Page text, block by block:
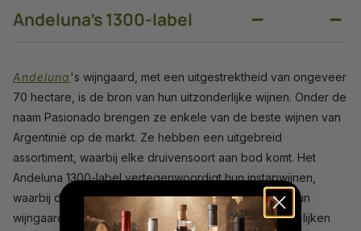
Andeluna's 1300-label − −
Andeluna 's wijngaard, met een uitgestrektheid van ongeveer
70 hectare, is de bron van hun uitzonderlijke wijnen. Onder de
naam Pasionado brengen ze enkele van de beste wijnen van
Argentinië op de markt. Ze hebben een uitgebreid
assortiment, waarbij elke druivensoort aan bod komt. Het
Andeluna 1300-label vertegenwoordigt hun instapwijnen,
waarbij de naam verwijst naar de hoogteligging van hun
wijngaarden. Hoewel deze hoogte ongebruikelijk kan lijken